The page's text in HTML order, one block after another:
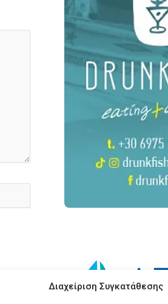
Διαχείριση Συγκατάθεσης